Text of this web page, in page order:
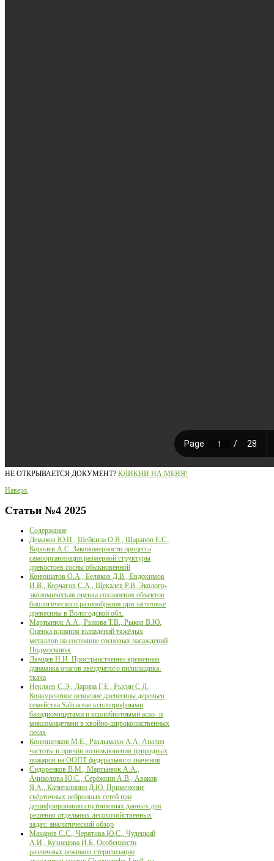
НЕ ОТКРЫВАЕТСЯ ДОКУМЕНТ? КЛИКНИ НА МЕНЯ!
Наверх
Статьи №4 2025
Содержание
Демаков Ю.П., Шейкина О.В., Шарапов Е.С.,
Королев А.С. Закономерности процесса
самоорганизации размерной структуры
древостоев сосны обыкновенной
Конюшатов О.А., Беляков Д.В., Евдокимов
И.В., Корчагов С.А., Щекалев Р.В. Эколого-
экономическая оценка сохранения объектов
биологического разнообразия при заготовке
древесины в Вологодской обл.
Мартынюк А.А., Рыкова Т.В., Рыков В.Ю.
Оценка влияния выпадений тяжёлых
металлов на состояние сосновых насаждений
Подмосковья
Лямцев Н.И. Пространственно-временная
динамика очагов звёздчатого пилильщика-
ткача
Некляев С.Э., Ларина Г.Е., Рысин С.Л.
Конкурентное освоение древесины деревьев
семейства Salicaceae ксилотрофными
базидиомицетами и ксилобиотными аско- и
миксомицетами в хвойно-широколиственных
лесах
Конюшенков М.Е., Раздымахо А.А. Анализ
частоты и причин возникновения природных
пожаров на ООПТ федерального значения
Сидоренков В.М., Мартынюк А.А.,
Ачиколова Ю.С., Серёжкин А.В., Аваков
Я.А., Капиталинин Д.Ю. Применение
свёрточных нейронных сетей при
дешифрировании спутниковых данных для
решения отдельных лесохозяйственных
задач: аналитический обзор
Макаров С.С., Черятова Ю.С., Чудецкий
А.И., Кузнецова И.Б. Особенности
различных режимов стерилизации